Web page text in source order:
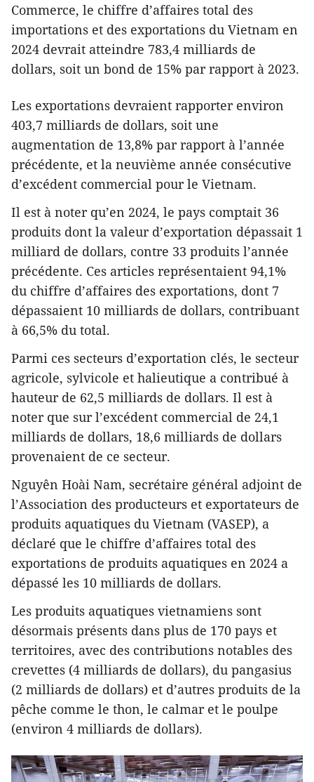
Commerce, le chiffre d’affaires total des
importations et des exportations du Vietnam en
2024 devrait atteindre 783,4 milliards de
dollars, soit un bond de 15% par rapport à 2023.
Les exportations devraient rapporter environ
403,7 milliards de dollars, soit une
augmentation de 13,8% par rapport à l’année
précédente, et la neuvième année consécutive
d’excédent commercial pour le Vietnam.
Il est à noter qu’en 2024, le pays comptait 36 ​​
produits dont la valeur d’exportation dépassait 1
milliard de dollars, contre 33 produits l’année
précédente. Ces articles représentaient 94,1%
du chiffre d’affaires des exportations, dont 7
dépassaient 10 milliards de dollars, contribuant
à 66,5% du total.
Parmi ces secteurs d’exportation clés, le secteur
agricole, sylvicole et halieutique a contribué à
hauteur de 62,5 milliards de dollars. Il est à
noter que sur l’excédent commercial de 24,1
milliards de dollars, 18,6 milliards de dollars
provenaient de ce secteur.
Nguyên Hoài Nam, secrétaire général adjoint de
l’Association des producteurs et exportateurs de
produits aquatiques du Vietnam (VASEP), a
déclaré que le chiffre d’affaires total des
exportations de produits aquatiques en 2024 a
dépassé les 10 milliards de dollars.
Les produits aquatiques vietnamiens sont
désormais présents dans plus de 170 pays et
territoires, avec des contributions notables des
crevettes (4 milliards de dollars), du pangasius
(2 milliards de dollars) et d’autres produits de la
pêche comme le thon, le calmar et le poulpe
(environ 4 milliards de dollars).